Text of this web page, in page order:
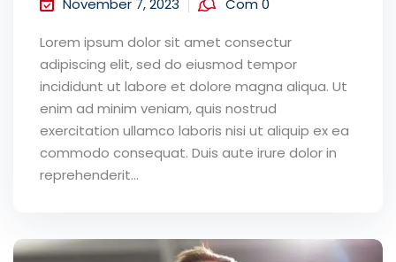
November 7, 2023 Com 0
Lorem ipsum dolor sit amet consectur
adipiscing elit, sed do eiusmod tempor
incididunt ut labore et dolore magna aliqua. Ut
enim ad minim veniam, quis nostrud
exercitation ullamco laboris nisi ut aliquip ex ea
commodo consequat. Duis aute irure dolor in
reprehenderit...